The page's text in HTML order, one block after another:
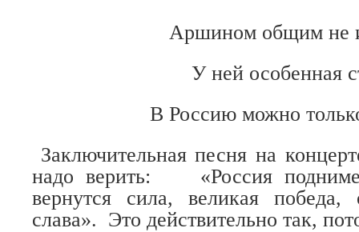
Аршином общим не
У ней особенная
В Россию можно
Заключительная песня на
надо верить:
«Россия
вернутся сила, великая победа,
слава». Это действительно так,